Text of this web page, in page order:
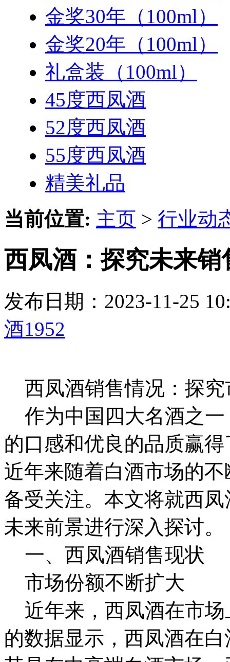
金奖30年（100ml）
金奖20年（100ml）
礼盒装（100ml）
45度西凤酒
52度西凤酒
55度西凤酒
精美礼品
当前位置: 主页 > 行业动
西凤酒：探究未来销
发布日期：2023-11-25
酒1952
西凤酒销售情况：探究
作为中国四大名酒之一
的口感和优良的品质赢
近年来随着白酒市场的
备受关注。本文将就西
未来前景进行深入探讨。
一、西凤酒销售现状
市场份额不断扩大
近年来，西凤酒在市场
的数据显示，西凤酒在